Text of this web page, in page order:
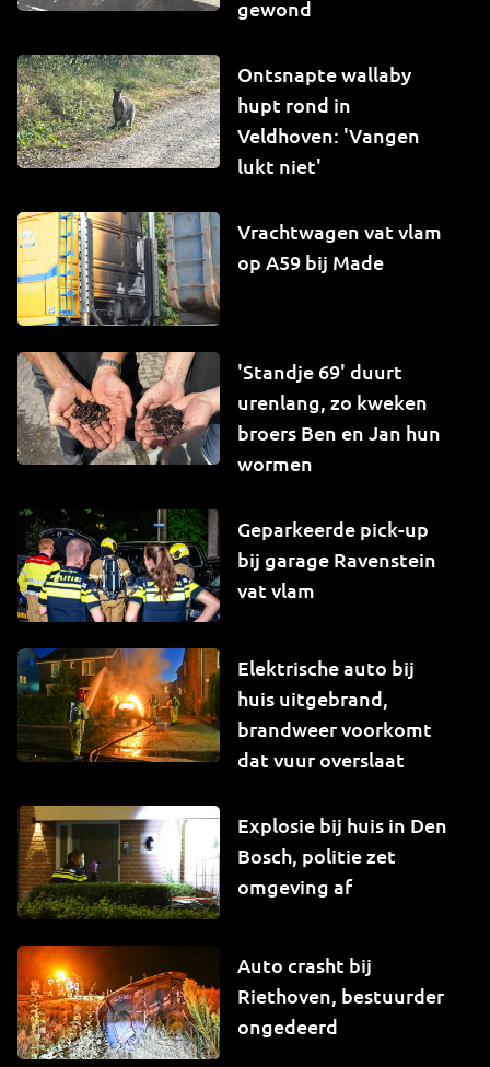
gewond
Ontsnapte wallaby
hupt rond in
Veldhoven: 'Vangen
lukt niet'
Vrachtwagen vat vlam
op A59 bij Made
'Standje 69' duurt
urenlang, zo kweken
broers Ben en Jan hun
wormen
Geparkeerde pick-up
bij garage Ravenstein
vat vlam
Elektrische auto bij
huis uitgebrand,
brandweer voorkomt
dat vuur overslaat
Explosie bij huis in Den
Bosch, politie zet
omgeving af
Auto crasht bij
Riethoven, bestuurder
ongedeerd